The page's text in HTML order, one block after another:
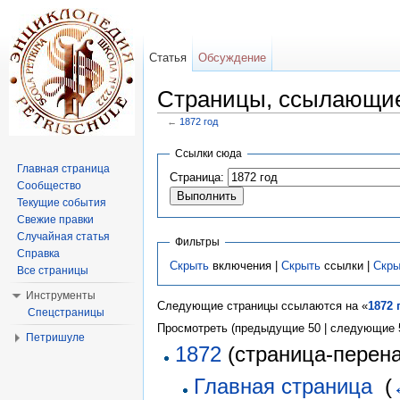
Страницы,
← 1872 год
Ссылки сюда
Страница:
Фильтры
Скрытьвключения | Скрытьссылки |
Следующие страницы ссылаются на «1872
Просмотреть (предыдущие 50 | следующие
1872 (страница-
Главная страница‎ (
Статья Обсуждение
Главная страница
Сообщество
Текущие события
Свежие правки
Случайная статья
Справка
Все страницы
Инструменты
Спецстраницы
Петришуле